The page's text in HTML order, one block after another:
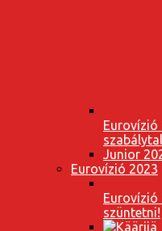
Eurovízió
Junior
Eurovízió 2023
Eurovízió
szüntetni!